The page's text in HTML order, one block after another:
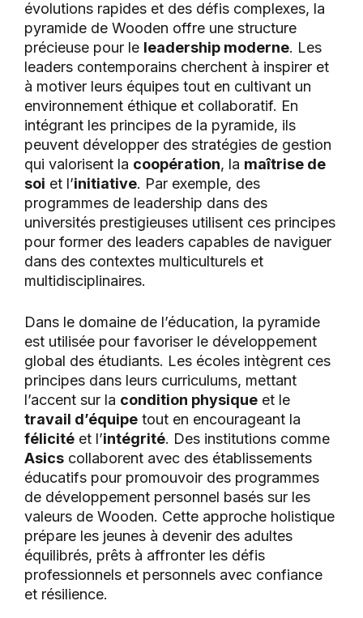
évolutions rapides et des défis complexes, la
pyramide de Wooden offre une structure
précieuse pour le leadership moderne. Les
leaders contemporains cherchent à inspirer et
à motiver leurs équipes tout en cultivant un
environnement éthique et collaboratif. En
intégrant les principes de la pyramide, ils
peuvent développer des stratégies de gestion
qui valorisent la coopération, la maîtrise de
soi et l’initiative. Par exemple, des
programmes de leadership dans des
universités prestigieuses utilisent ces principes
pour former des leaders capables de naviguer
dans des contextes multiculturels et
multidisciplinaires.
Dans le domaine de l’éducation, la pyramide
est utilisée pour favoriser le développement
global des étudiants. Les écoles intègrent ces
principes dans leurs curriculums, mettant
l’accent sur la condition physique et le
travail d’équipe tout en encourageant la
félicité et l’intégrité. Des institutions comme
Asics collaborent avec des établissements
éducatifs pour promouvoir des programmes
de développement personnel basés sur les
valeurs de Wooden. Cette approche holistique
prépare les jeunes à devenir des adultes
équilibrés, prêts à affronter les défis
professionnels et personnels avec confiance
et résilience.